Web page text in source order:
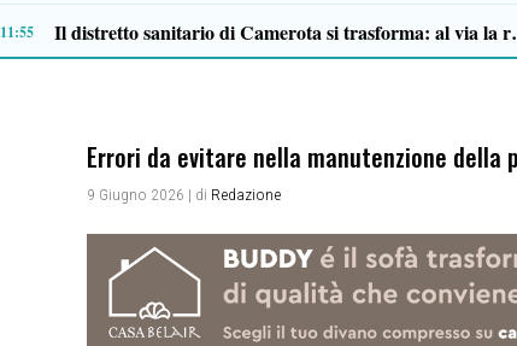
Lite degenera a San Mango Piemonte: 35enne ferito con un coltello, denunciato un anziano 09:46
Errori da evitare nella manutenzione
9 Giugno 2026 | di Redazione